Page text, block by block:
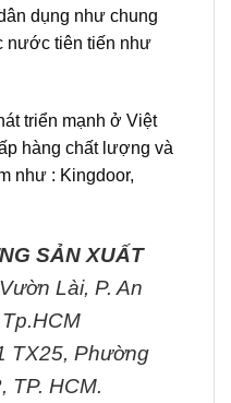
dụng như chung
nước tiên tiến như
triển mạnh ở Việt
hàng chất lượng và
như : Kingdoor,
SẢN XUẤT
Lài, P. An
TX25, Phường
TP. HCM.